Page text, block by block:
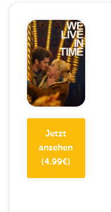
Jetzt
ansehen
(4.99€)